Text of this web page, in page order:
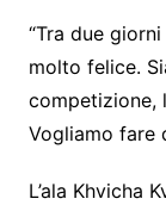
“Tra due
molto felice.
competizione,
Vogliamo fare
L’ala Khvicha